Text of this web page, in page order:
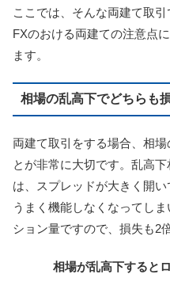
ここでは、そんな両建て取
FXのおける両建ての注意点
ます。
相場の乱高下でどちらも
両建て取引をする場合、相
とが非常に大切です。乱高
は、スプレッドが大きく開
うまく機能しなくなってし
ション量ですので、損失も2
相場が乱高下すると